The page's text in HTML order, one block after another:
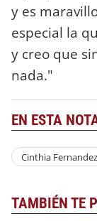
y es
especial la
y creo que
nada."
EN ESTA
Cinthia Fernandez
TAMBIÉN TE